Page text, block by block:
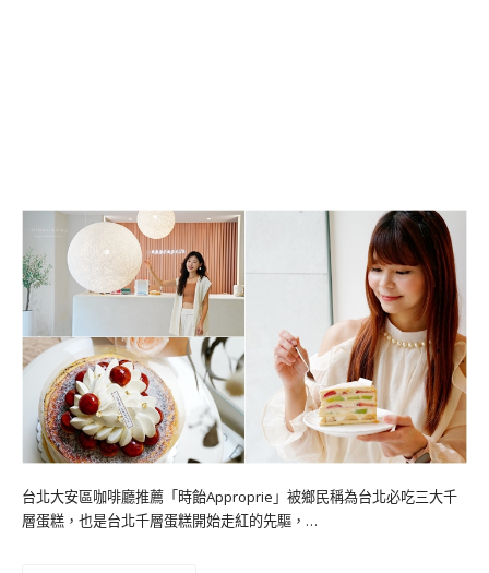
台北大安區咖啡廳推薦「時飴Approprie」被鄉民稱為台北必吃三大千
層蛋糕，也是台北千層蛋糕開始走紅的先驅，…